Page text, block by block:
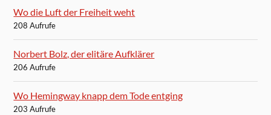
Wo die Luft der Freiheit weht
208 Aufrufe
Norbert Bolz, der elitäre Aufklärer
206 Aufrufe
Wo Hemingway knapp dem Tode entging
203 Aufrufe